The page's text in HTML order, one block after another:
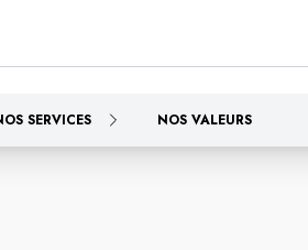
SERVICES NOS VALEURS